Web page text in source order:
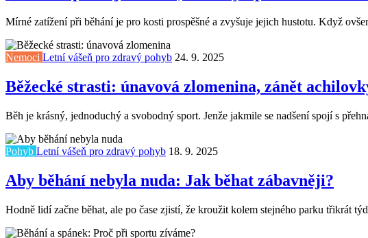
Mírné zatížení při běhání je pro kosti prospěšné a zvyšuje jejich hustotu. Když
Nemoci Letní vášeň pro zdravý pohyb 24. 9. 2025
Běžecké strasti: únavová zlomenina, zánět
Běh je krásný, jednoduchý a svobodný sport. Jenže jakmile se nadšení spojí s
Pohyb Letní vášeň pro zdravý pohyb 18. 9. 2025
Aby běhání nebyla nuda: Jak běhat zábavněji?
Hodně lidí začne běhat, ale po čase zjistí, že kroužit kolem stejného parku třikrát